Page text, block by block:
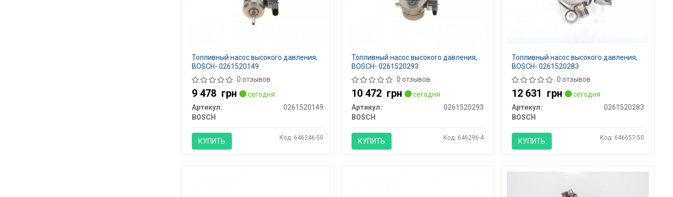
Топливный насос высокого давления,
BOSCH- 0261520149
0 отзывов
9 478 грн
сегодня
Артикул:
0261520149
BOSCH
КУПИТЬ Код: 646246-50
Топливный насос высокого давления,
BOSCH- 0261520293
0 отзывов
10 472 грн
сегодня
Артикул:
0261520293
BOSCH
КУПИТЬ Код: 646296-4
Топливный насос высокого давления,
BOSCH- 0261520283
0 отзывов
12 631 грн
сегодня
Артикул:
0261520283
BOSCH
КУПИТЬ Код: 646657-50